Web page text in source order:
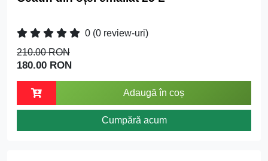
0 (0 review-uri)
210.00 RON
180.00 RON
Adaugă în coș
Cumpără acum